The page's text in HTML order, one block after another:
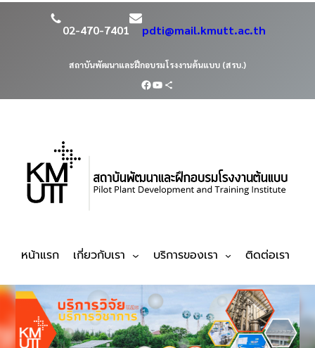
02-470-7401 pdti@mail.kmutt.ac.th
สถาบันพัฒนาและฝึกอบรมโรงงานต้นแบบ (สรบ.)
หน้าแรก เกี่ยวกับเรา บริการของเรา ติดต่อเรา